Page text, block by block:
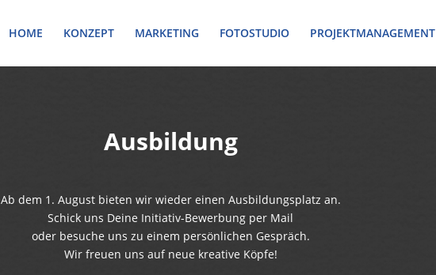
HOME KONZEPT MARKETING FOTOSTUDIO PROJEKTMANAGEMENT
Ausbildung
Ab dem 1. August bieten wir wieder einen Ausbildungsplatz an.
Schick uns Deine Initiativ-Bewerbung per Mail
oder besuche uns zu einem persönlichen Gespräch.
Wir freuen uns auf neue kreative Köpfe!